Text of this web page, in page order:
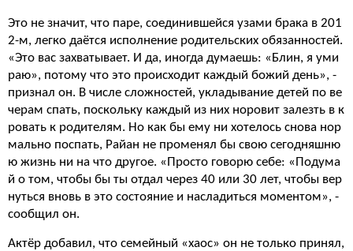
Это не значит, что паре, соединившейся узами брака в 201
2-м, легко даётся исполнение родительских обязанностей.
«Это вас захватывает. И да, иногда думаешь: «Блин, я уми
раю», потому что это происходит каждый божий день», -
признал он. В числе сложностей, укладывание детей по ве
черам спать, поскольку каждый из них норовит залезть в к
ровать к родителям. Но как бы ему ни хотелось снова нор
мально поспать, Райан не променял бы свою сегодняшню
ю жизнь ни на что другое. «Просто говорю себе: «Подума
й о том, чтобы бы ты отдал через 40 или 30 лет, чтобы вер
нуться вновь в это состояние и насладиться моментом», -
сообщил он.
Актёр добавил, что семейный «хаос» он не только принял,